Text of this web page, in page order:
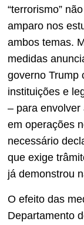
“terrorismo”
amparo nos
ambos temas.
medidas
governo Trump
instituições e
– para envolver
em operações
necessário
que exige
já demonstrou
O efeito das
Departamento